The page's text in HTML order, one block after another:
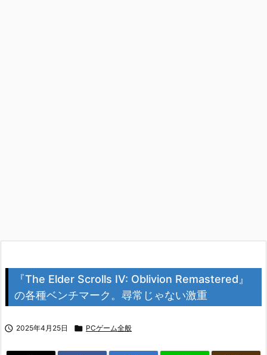
『The Elder Scrolls IV: Oblivion Remastered』
の各種ベンチマーク。尋常じゃない激重
 2025年4月25日  PCゲーム全般